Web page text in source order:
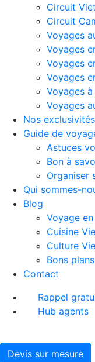
Circuit
Circuit
Voyages
Voyages
Voyages
Voyages
Voyages à
Voyages
Nos exclusivités
Guide de
Astuces
Bon à
Organiser
Qui sommes-
Blog
Voyage
Cuisine
Culture
Bons
Contact
Rappel
Hub agents
Devis sur mesure